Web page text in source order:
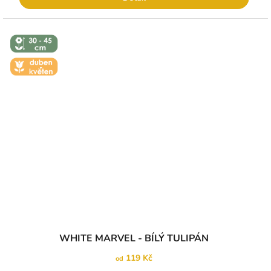
↕️ VÝŠKA 30
- 45 CM
🌼 KVĚT -
DUBEN-
KVĚTEN
hodnocení
je
WHITE MARVEL - BÍLÝ TULIPÁN
od 119 Kč